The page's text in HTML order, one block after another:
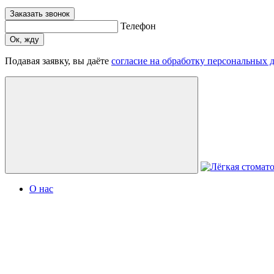
Заказать звонок
Телефон
Ок, жду
Подавая заявку, вы даёте согласие на обработку персональных
О нас